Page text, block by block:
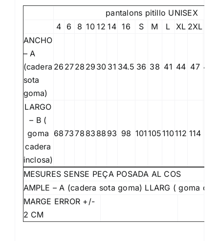
pantalons pitillo UNISEX
4 6 8 10 12 14 16 S M L XL 2XL
ANCHO
– A
(cadera
sota
goma)
26 2728 29 30 31 34.5 36 38 41 44 47
LARGO
– B (
goma
cadera
inclosa)
687378 83 88 93 98 101105110112 114
MESURES SENSE PEÇA POSADA AL COS
AMPLE – A (cadera sota goma) LLARG ( goma
MARGE ERROR +/-
2 CM